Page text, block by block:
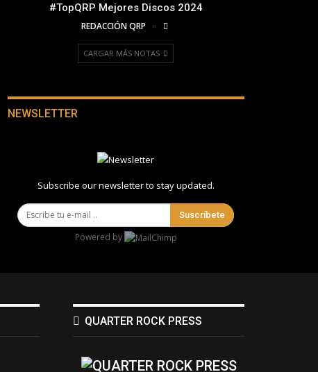
#TopQRP Mejores Discos 2024
REDACCIÓN QRP
CARGAR MÁS NOTAS
NEWSLETTER
Subscribe our newsletter to stay updated.
Suscríbete
Powered by
QUARTER ROCK PRESS